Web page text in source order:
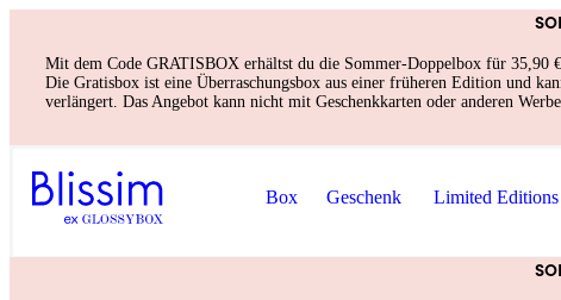
Mit dem Code GRATISBOX erhältst du die Sommer-Doppelbox für 35,90
Die Gratisbox ist eine Überraschungsbox aus einer früheren Edition und
verlängert. Das Angebot kann nicht mit Geschenkkarten oder anderen
Box Geschenk Limited Editions